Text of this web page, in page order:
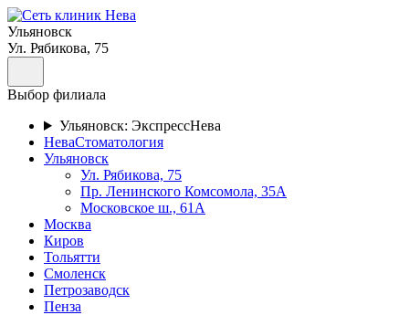
Ульяновск
Ул. Рябикова, 75
Выбор филиала
Ульяновск: ЭкспрессНева
НеваСтоматология
Ульяновск
Ул. Рябикова, 75
Пр. Ленинского Комсомола, 35А
Московское ш., 61А
Москва
Киров
Тольятти
Смоленск
Петрозаводск
Пенза